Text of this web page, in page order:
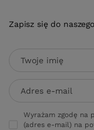
Zapisz się do
Twoje imię
Adres e-mail
Wyrażam zgodę na
(adres e-mail) na